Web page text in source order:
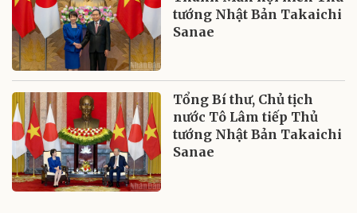
tướng Nhật Bản Takaichi
Sanae
Tổng Bí thư, Chủ tịch
nước Tô Lâm tiếp Thủ
tướng Nhật Bản Takaichi
Sanae